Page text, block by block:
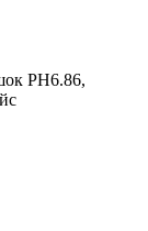
PH6.86,